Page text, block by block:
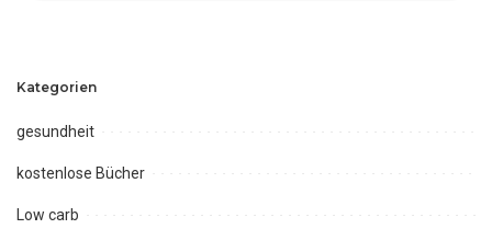
Kategorien
gesundheit
kostenlose Bücher
Low carb